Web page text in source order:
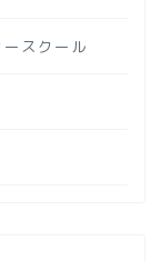
スクール